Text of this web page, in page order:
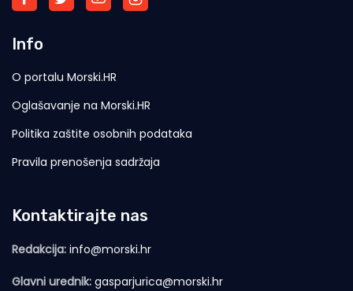
Info
O portalu Morski.HR
Oglašavanje na Morski.HR
Politika zaštite osobnih podataka
Pravila prenošenja sadržaja
Kontaktirajte nas
Redakcija: info@morski.hr
Glavni urednik: gasparjurica@morski.hr